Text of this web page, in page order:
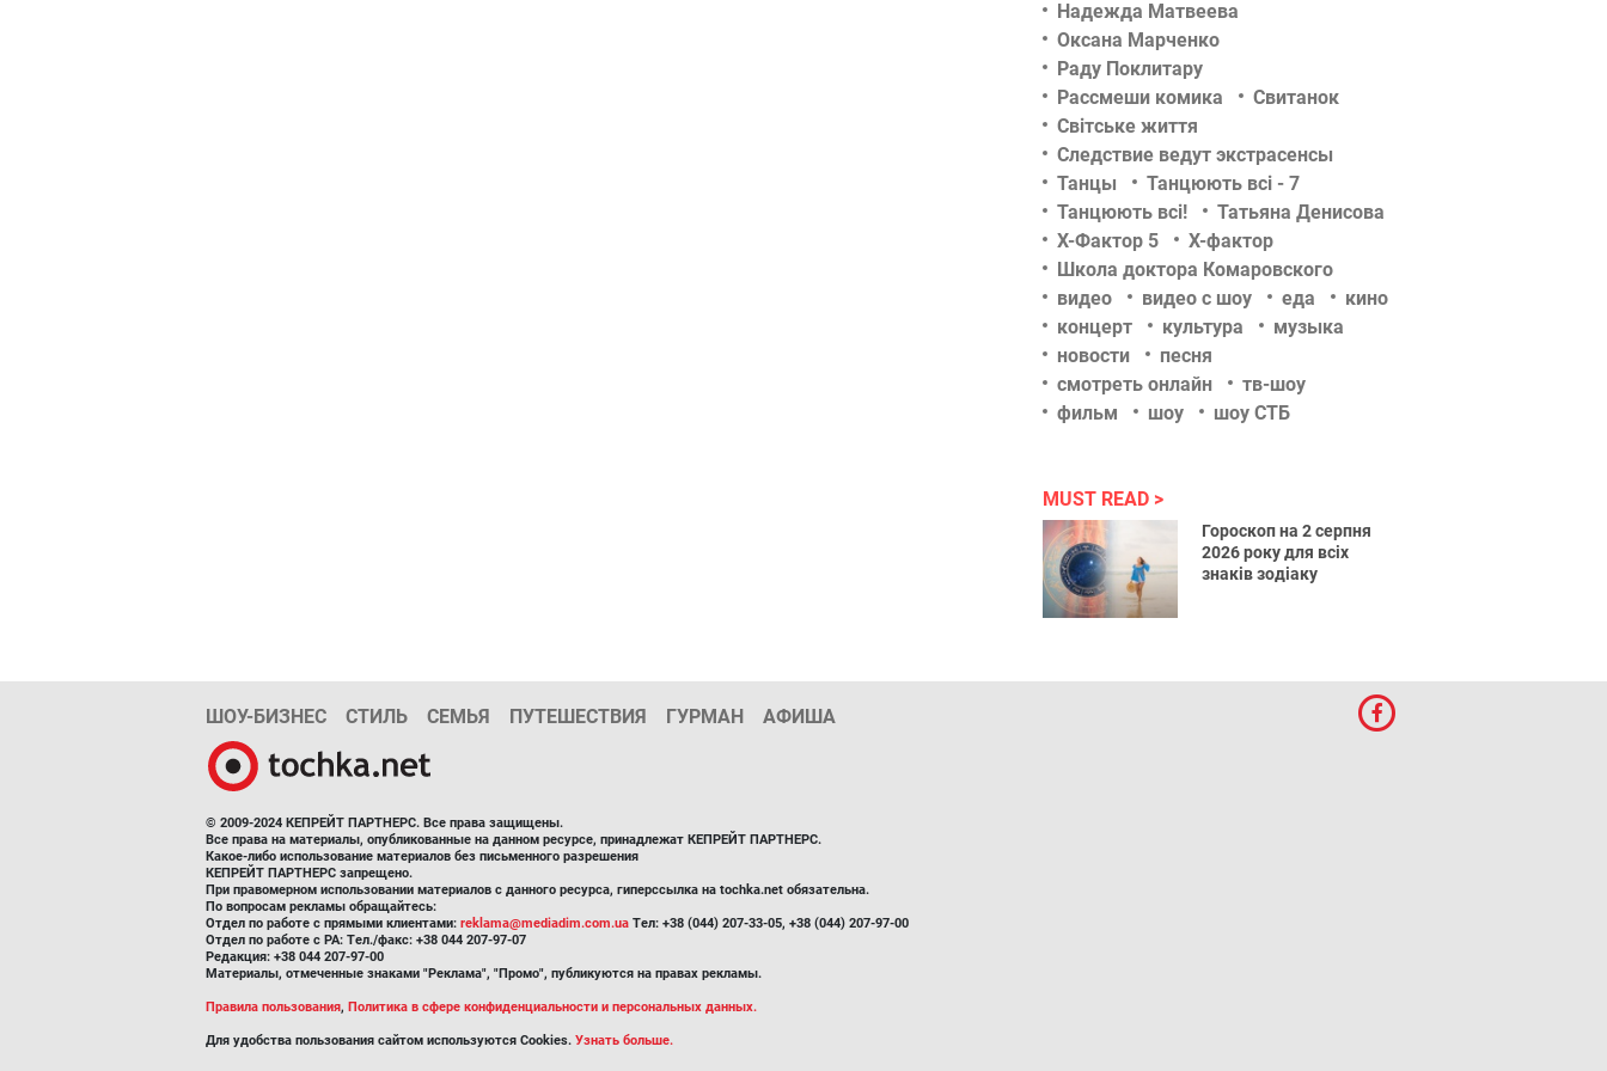
Надежда Матвеева
Оксана Марченко
Раду Поклитару
Рассмеши комика
Свитанок
Світське життя
Следствие ведут экстрасенсы
Танцы
Танцюють всі - 7
Танцюють всі!
Татьяна Денисова
Х-Фактор 5
Х-фактор
Школа доктора Комаровского
видео
видео с шоу еда
кино
концерт
культура
музыка
новости
песня
смотреть онлайн
тв-шоу
фильм
шоу шоу СТБ
MUST READ
Гороскоп на 2 серпня
2026 року для всіх
знаків зодіаку
ШОУ-БИЗНЕС СТИЛЬ СЕМЬЯ ПУТЕШЕСТВИЯ ГУРМАН АФИША
© 2009-2024 КЕПРЕЙТ ПАРТНЕРС. Все права защищены.
Все права на материалы, опубликованные на данном ресурсе, принадлежат КЕПРЕЙТ ПАРТНЕРС.
Какое-либо использование материалов без письменного разрешения
КЕПРЕЙТ ПАРТНЕРС запрещено.
При правомерном использовании материалов с данного ресурса, гиперссылка на tochka.net обязательна.
По вопросам рекламы обращайтесь:
Отдел по работе с прямыми клиентами: reklama@mediadim.com.ua Тел: +38 (044) 207-33-05, +38 (044) 207-97-00
Отдел по работе с РА: Тел./факс: +38 044 207-97-07
Редакция: +38 044 207-97-00
Материалы, отмеченные знаками "Реклама", "Промо", публикуются на правах рекламы.
Правила пользования, Политика в сфере конфиденциальности и персональных данных.
Для удобства пользования сайтом используются Cookies. Узнать больше.